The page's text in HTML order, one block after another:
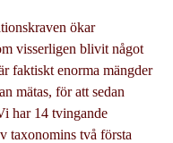
ökar
visserligen blivit något
faktiskt enorma mängder
mätas, för att sedan
har 14 tvingande
taxonomins två första